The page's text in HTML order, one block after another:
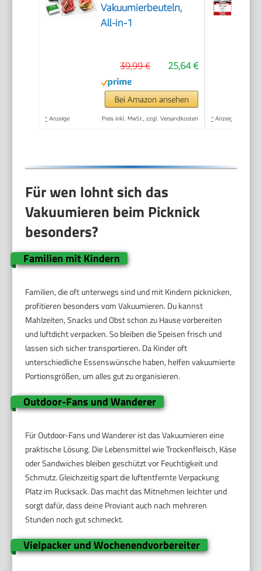
Vakuumierbeuteln,
All-in-1
25,64 €
39,99 €
Bei Amazon ansehen
* Anzeige Preis inkl. MwSt., zzgl. Versandkosten * Anzeige
Für wen lohnt sich das
Vakuumieren beim Picknick
besonders?
Familien mit Kindern
Familien, die oft unterwegs sind und mit Kindern picknicken,
profitieren besonders vom Vakuumieren. Du kannst
Mahlzeiten, Snacks und Obst schon zu Hause vorbereiten
und luftdicht verpacken. So bleiben die Speisen frisch und
lassen sich sicher transportieren. Da Kinder oft
unterschiedliche Essenswünsche haben, helfen vakuumierte
Portionsgrößen, um alles gut zu organisieren.
Outdoor-Fans und Wanderer
Für Outdoor-Fans und Wanderer ist das Vakuumieren eine
praktische Lösung. Die Lebensmittel wie Trockenfleisch, Käse
oder Sandwiches bleiben geschützt vor Feuchtigkeit und
Schmutz. Gleichzeitig spart die luftentfernte Verpackung
Platz im Rucksack. Das macht das Mitnehmen leichter und
sorgt dafür, dass deine Proviant auch nach mehreren
Stunden noch gut schmeckt.
Vielpacker und Wochenendvorbereiter